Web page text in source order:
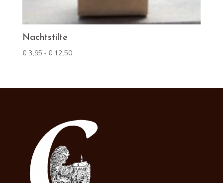
Nachtstilte
€3,95-€12,50Prijsklasse:
€ 12,50